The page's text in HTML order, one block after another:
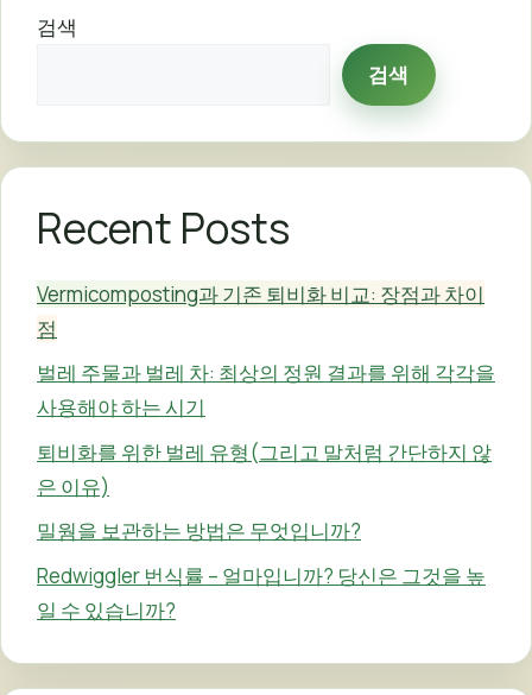
검색
검색
Recent Posts
Vermicomposting과 기존 퇴비화 비교: 장점과 차이
점
벌레 주물과 벌레 차: 최상의 정원 결과를 위해 각각을
사용해야 하는 시기
퇴비화를 위한 벌레 유형(그리고 말처럼 간단하지 않
은 이유)
밀웜을 보관하는 방법은 무엇입니까?
Redwiggler 번식률 – 얼마입니까? 당신은 그것을 높
일 수 있습니까?